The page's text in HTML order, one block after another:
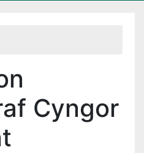
Cyngor